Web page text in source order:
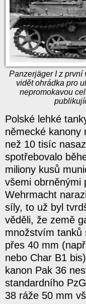
Panzerjäger I z první
vidět ohrádka pro
nepromokavou
Polské lehké
německé kanony
než 10 tisíc
spotřebovalo
miliony kusů
všemi obrněnými
Wehrmacht
síly, to už byl
věděli, že země
množstvím
přes 40 mm
nebo Char B1
kanon Pak 36
standardního
38 ráže 50 mm